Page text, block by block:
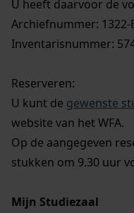
U heeft daarvoor de
Archiefnummer: 1322-
Inventarisnummer:
Reserveren:
U kunt de gewenste
website van het WFA.
Op de aangegeven
stukken om 9.30 uur
Mijn Studiezaal